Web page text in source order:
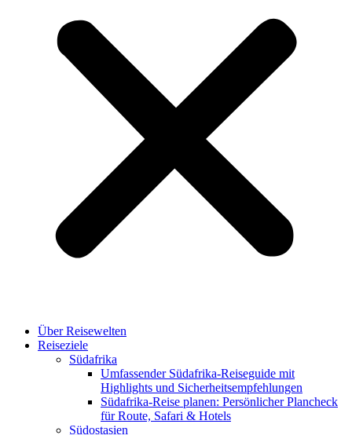
Über Reisewelten
Reiseziele
Südafrika
Umfassender Südafrika-Reiseguide mit
Highlights und Sicherheitsempfehlungen
Südafrika-Reise planen: Persönlicher Plancheck
für Route, Safari & Hotels
Südostasien